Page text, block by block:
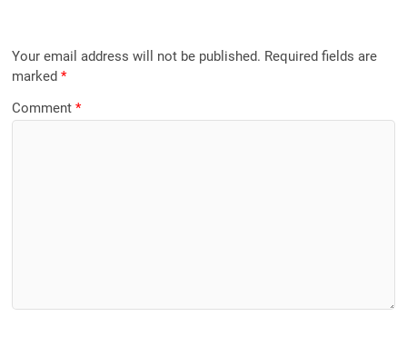
Your email address will not be published. Required fields are
marked*
Comment*